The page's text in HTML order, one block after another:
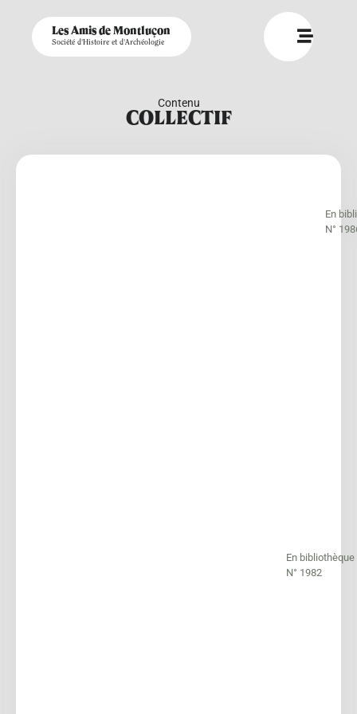
Les Amis de Montluçon
Société d'Histoire et d'Archéologie
Contenu
COLLECTIF
En
N°
En bibliothèque
N° 1982